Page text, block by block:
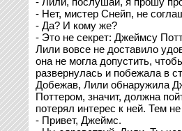
- Нет, мистер Снейп, не
- Да? И кому же?
- Это не секрет: Джеймсу
Лили вовсе не доставило
она не могла допустить,
развернулась и побежала в
Добежав, Лили обнаружила
Поттером, значит, должна
потерял интерес к ней. Тем
- Привет, Джеймс.